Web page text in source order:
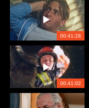
00:41:28
00:41:02